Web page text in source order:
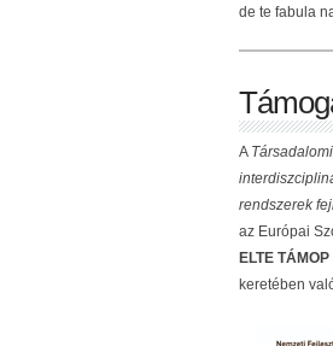
de te fabula
A
rendszerek
az Európai
ELTE
keretében